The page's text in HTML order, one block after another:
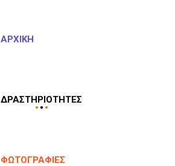
ΑΡΧΙΚΉ
ΔΡΑΣΤΗΡΙΌΤΗΤΕΣ
ΦΩΤΟΓΡΑΦΊΕΣ